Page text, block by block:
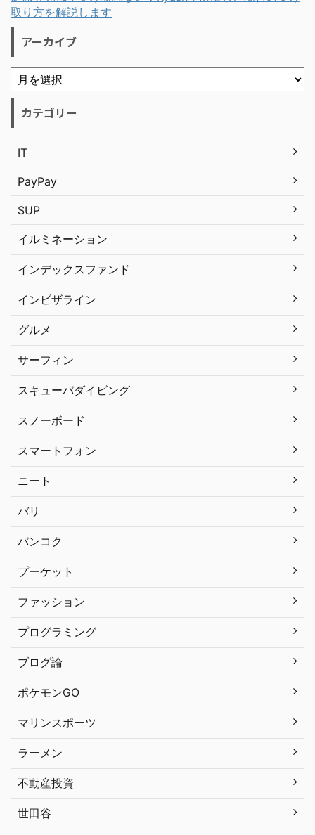
取り方を解説します
アーカイブ
カテゴリー
IT
PayPay
SUP
イルミネーション
インデックスファンド
インビザライン
グルメ
サーフィン
スキューバダイビング
スノーボード
スマートフォン
ニート
バリ
バンコク
プーケット
ファッション
プログラミング
ブログ論
ポケモンGO
マリンスポーツ
ラーメン
不動産投資
世田谷